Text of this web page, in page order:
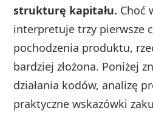
strukturę kapitału. Choć
interpretuje trzy pierwsze
pochodzenia produktu,
bardziej złożona. Poniżej
działania kodów, analizę
praktyczne wskazówki